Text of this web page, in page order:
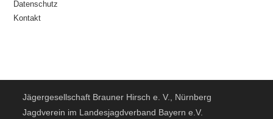
Datenschutz
Kontakt
Jägergesellschaft Brauner Hirsch e. V., Nürnberg
Jagdverein im Landesjagdverband Bayern e.V.